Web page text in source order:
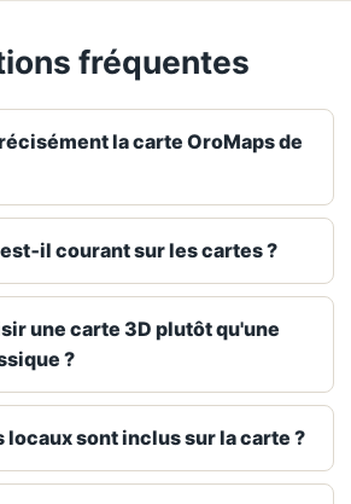
fréquentes
la carte OroMaps de
courant sur les cartes ?
une carte 3D plutôt qu'une
?
locaux sont inclus sur la carte ?